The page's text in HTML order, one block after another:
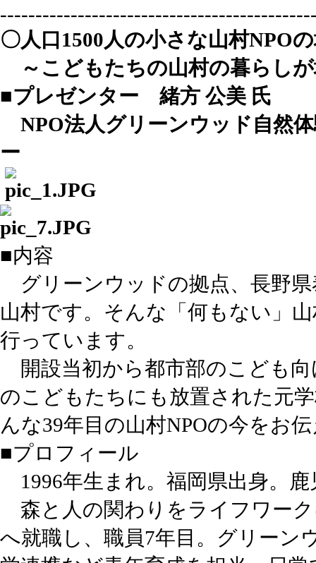
〇人口1500人の小さな山村NPO
～こどもたちの山村の暮らし
■プレゼンター 緒方 公美 氏
NPO法人グリーンウッド自然
ー
■内容
グリーンウッドの拠点、長野
山村です。そんな「何もない」
行っています。
開設当初から都市部のこども
のこどもたちにも放置された元
んな39年目の山村NPOの今をお
■プロフィール
1996年生まれ。福岡県出身。鹿
森と人の関わりをライフワー
へ就職し、職員7年目。グリーン